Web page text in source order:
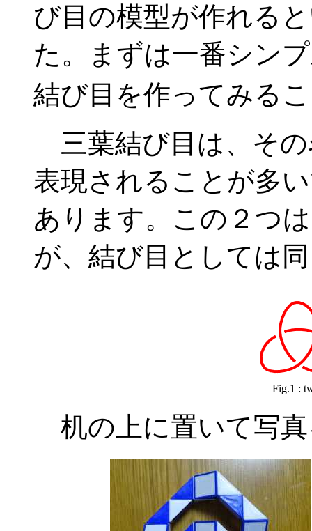
び目の模型が作れる
た。まずは一番シン
結び目を作ってみる
三葉結び目は、その
表現されることが多
あります。この２つ
が、結び目としては
Fig.1 :
机の上に置いて写